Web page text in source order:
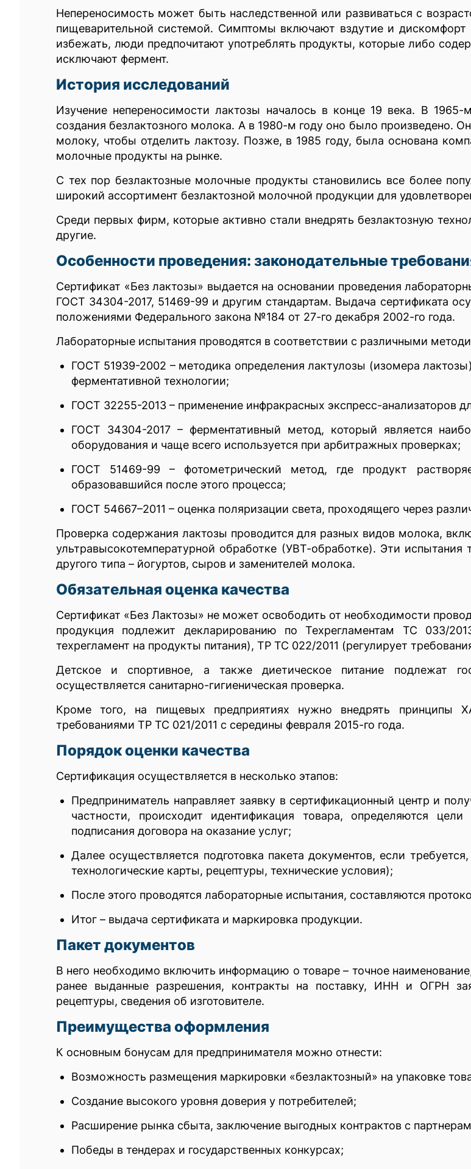
Непереносимость может быть наследственной или развиваться с
пищеварительной системой. Симптомы включают вздутие и
избежать, люди предпочитают употреблять продукты, которые либо
исключают фермент.
История исследований
Изучение непереносимости лактозы началось в конце 19 века. В
создания безлактозного молока. А в 1980-м году оно было произведено.
молоку, чтобы отделить лактозу. Позже, в 1985 году, была основана
молочные продукты на рынке.
С тех пор безлактозные молочные продукты становились все более
широкий ассортимент безлактозной молочной продукции для
Среди первых фирм, которые активно стали внедрять безлактозную
другие.
Особенности проведения: законодательные
Сертификат «Без лактозы» выдается на основании проведения
ГОСТ 34304-2017, 51469-99 и другим стандартам. Выдача сертификата
положениями Федерального закона №184 от 27-го декабря 2002-го года.
Лабораторные испытания проводятся в соответствии с различными
ГОСТ 51939-2002 – методика определения лактулозы (изомера
ферментативной технологии;
ГОСТ 32255-2013 – применение инфракрасных экспресс-анализаторов
ГОСТ 34304-2017 – ферментативный метод, который является
оборудования и чаще всего используется при арбитражных проверках;
ГОСТ 51469-99 – фотометрический метод, где продукт
образовавшийся после этого процесса;
ГОСТ 54667–2011 – оценка поляризации света, проходящего через
Проверка содержания лактозы проводится для разных видов молока,
ультравысокотемпературной обработке (УВТ-обработке). Эти
другого типа – йогуртов, сыров и заменителей молока.
Обязательная оценка качества
Сертификат «Без Лактозы» не может освободить от необходимости
продукция подлежит декларированию по Техрегламентам ТС 033/
техрегламент на продукты питания), ТР ТС 022/2011 (регулирует
Детское и спортивное, а также диетическое питание подлежат
осуществляется санитарно-гигиеническая проверка.
Кроме того, на пищевых предприятиях нужно внедрять принципы
требованиями ТР ТС 021/2011 с середины февраля 2015-го года.
Порядок оценки качества
Сертификация осуществляется в несколько этапов:
Предприниматель направляет заявку в сертификационный центр и
частности, происходит идентификация товара, определяются
подписания договора на оказание услуг;
Далее осуществляется подготовка пакета документов, если
технологические карты, рецептуры, технические условия);
После этого проводятся лабораторные испытания, составляются
Итог – выдача сертификата и маркировка продукции.
Пакет документов
В него необходимо включить информацию о товаре – точное
ранее выданные разрешения, контракты на поставку, ИНН и ОГРН
рецептуры, сведения об изготовителе.
Преимущества оформления
К основным бонусам для предпринимателя можно отнести:
Возможность размещения маркировки «безлактозный» на упаковке
Создание высокого уровня доверия у потребителей;
Расширение рынка сбыта, заключение выгодных контрактов с
Победы в тендерах и государственных конкурсах;